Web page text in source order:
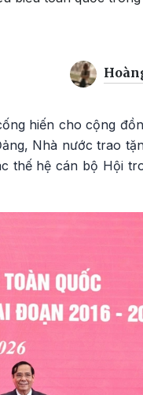
hiến cho cộng
Nhà nước trao
thế hệ cán bộ Hội